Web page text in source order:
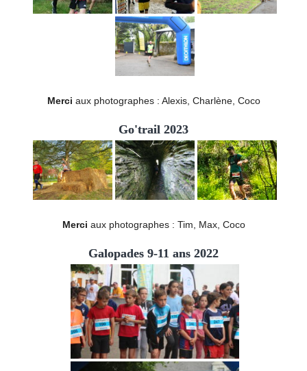
Merci aux photographes : Alexis, Charlène, Coco
Go'trail 2023
Merci aux photographes : Tim, Max, Coco
Galopades 9-11 ans 2022